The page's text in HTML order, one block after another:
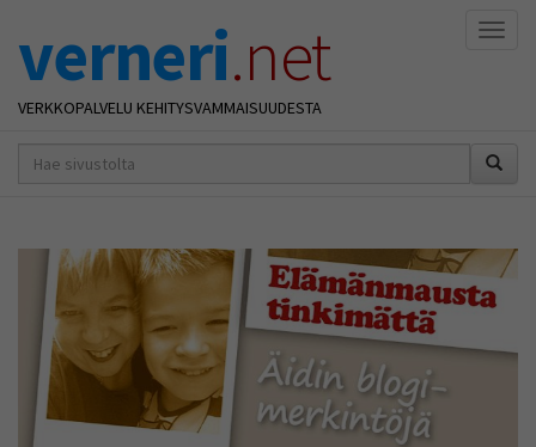
verneri.net
VERKKOPALVELU KEHITYSVAMMAISUUDESTA
hakusana(t)